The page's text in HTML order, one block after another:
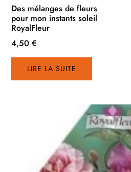
Des mélanges de fleurs
pour mon instants soleil
RoyalFleur
4,50€
LIRE LA SUITE